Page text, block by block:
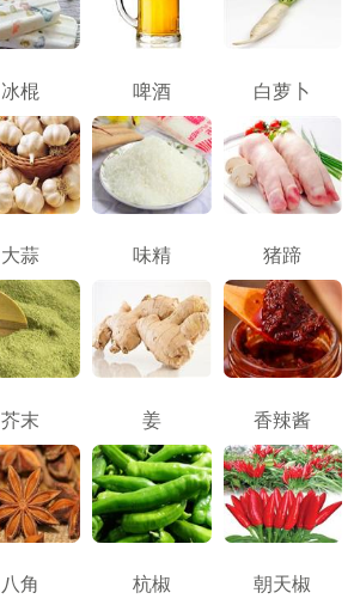
冰棍 啤酒 白萝卜
大蒜 味精 猪蹄
芥末 姜 香辣酱
八角 杭椒 朝天椒